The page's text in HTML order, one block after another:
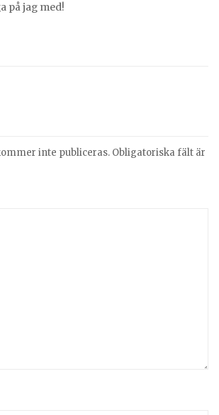
på jag med!
inte publiceras. Obligatoriska fält är